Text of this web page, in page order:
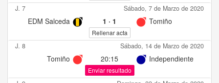
J. 7 Sábado, 7 de Marzo de 2020
EDM Salceda 1 · 1 Tomiño
Rellenar acta
J. 8 Sábado, 14 de Marzo de 2020
Tomiño 20:15 Independiente
Enviar resultado